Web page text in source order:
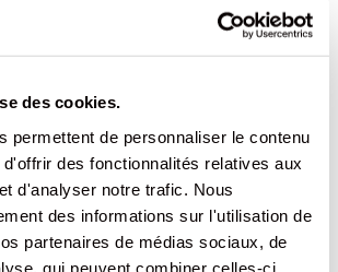
des cookies.
permettent de personnaliser le contenu
des fonctionnalités relatives aux
d'analyser notre trafic. Nous
des informations sur l'utilisation de
partenaires de médias sociaux, de
qui peuvent combiner celles-ci
FRAIS
175 G
MADELEINES LONGUES NATURE